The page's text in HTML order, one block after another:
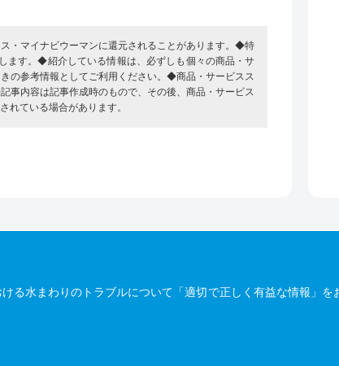
・マイナビウーマンに還元されることがあります。◆特
ます。◆紹介している情報は、必ずしも個々の商品・サ
の参考情報としてご利用ください。◆商品・サービスス
事内容は記事作成時のもので、その後、商品・サービス
れている場合があります。
る水まわりのトラブルについて「適切で正しく有益な情報」を